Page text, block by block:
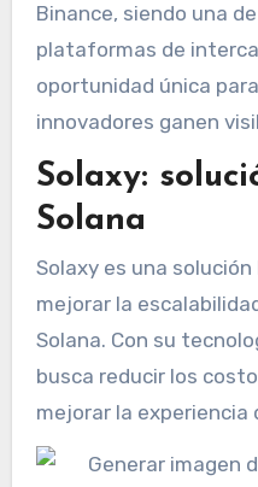
Binance, siendo una
plataformas de
oportunidad única
innovadores ganen
Solaxy:
Solana
Solaxy es una
mejorar la
Solana. Con su
busca reducir los
mejorar la experiencia